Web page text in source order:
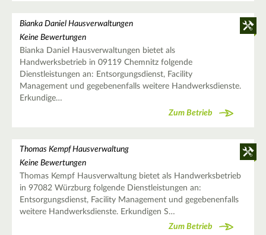
Bianka Daniel Hausverwaltungen
Keine Bewertungen
Bianka Daniel Hausverwaltungen bietet als
Handwerksbetrieb in 09119 Chemnitz folgende
Dienstleistungen an: Entsorgungsdienst, Facility
Management und gegebenenfalls weitere Handwerksdienste.
Erkundige…
Zum Betrieb
Thomas Kempf Hausverwaltung
Keine Bewertungen
Thomas Kempf Hausverwaltung bietet als Handwerksbetrieb
in 97082 Würzburg folgende Dienstleistungen an:
Entsorgungsdienst, Facility Management und gegebenenfalls
weitere Handwerksdienste. Erkundigen S…
Zum Betrieb